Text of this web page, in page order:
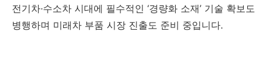
전기차·수소차 시대에 필수적인 ‘경량화 소재’ 기술 확보도
병행하며 미래차 부품 시장 진출도 준비 중입니다.